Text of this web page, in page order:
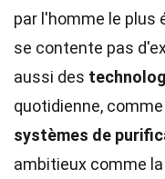
par l'homme le plus
se contente pas
aussi des
quotidienne,
systèmes de
ambitieux comme